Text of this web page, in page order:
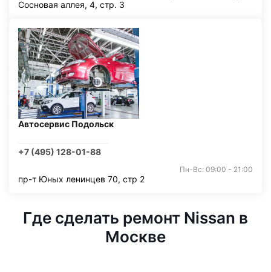
Сосновая аллея, 4, стр. 3
Автосервис Подольск
+7 (495) 128-01-88
Пн-Вс: 09:00 - 21:00
пр-т Юных ленинцев 70, стр 2
Где сделать ремонт Nissan в
Москве